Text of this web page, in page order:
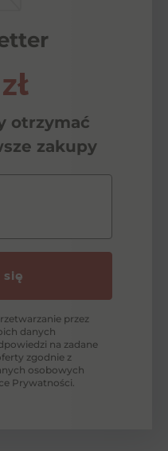
otrzymać
zakupy
się
przez
danych
na zadane
zgodnie z
osobowych
Prywatności.